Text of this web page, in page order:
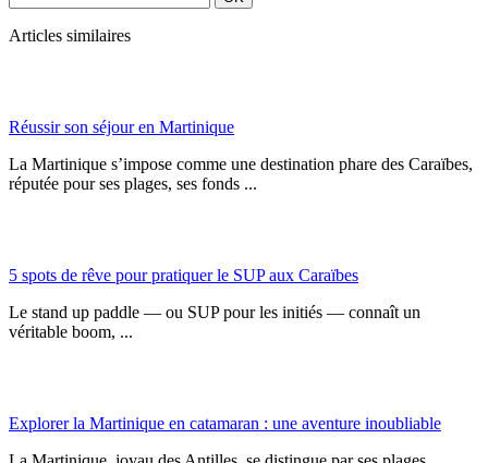
Articles similaires
Réussir son séjour en Martinique
La Martinique s’impose comme une destination phare des Caraïbes,
réputée pour ses plages, ses fonds ...
5 spots de rêve pour pratiquer le SUP aux Caraïbes
Le stand up paddle — ou SUP pour les initiés — connaît un
véritable boom, ...
Explorer la Martinique en catamaran : une aventure inoubliable